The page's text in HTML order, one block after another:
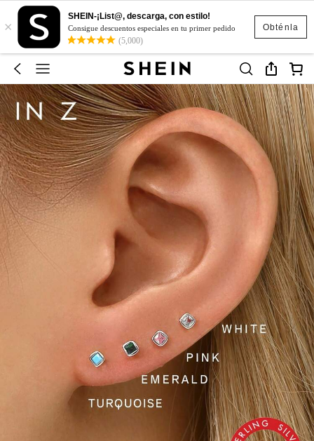
Obténla
×
SHEIN-¡List@, descarga, con estilo!
Consigue descuentos especiales en tu primer pedido
(5,000)